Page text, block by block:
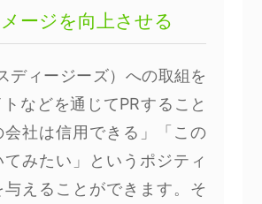
ージを向上させる
ディージーズ）への取組を
などを通じてPRすること
会社は信用できる」「この
みたい」というポジティ
与えることができます。そ